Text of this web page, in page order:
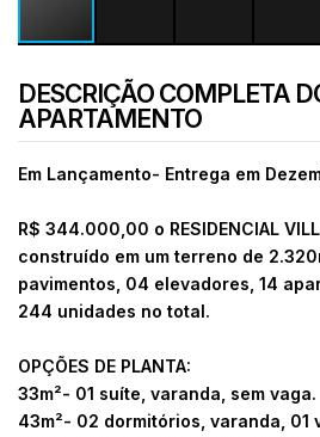
DESCRIÇÃO COMPLETA
APARTAMENTO
Em Lançamento- Entrega em
R$ 344.000,00 o RESIDENCIAL
construído em um terreno de
pavimentos, 04 elevadores, 14
244 unidades no total.
OPÇÕES DE PLANTA:
33m²- 01 suíte, varanda, sem vaga.
43m²- 02 dormitórios, varanda, 01